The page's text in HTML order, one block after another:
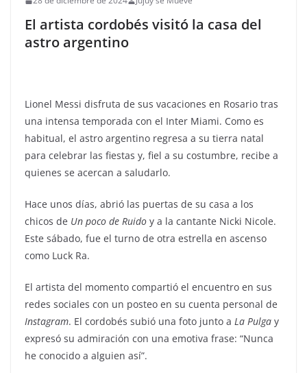
El artista cordobés visitó la casa del
astro argentino
Lionel Messi disfruta de sus vacaciones en Rosario tras
una intensa temporada con el Inter Miami. Como es
habitual, el astro argentino regresa a su tierra natal
para celebrar las fiestas y, fiel a su costumbre, recibe a
quienes se acercan a saludarlo.
Hace unos días, abrió las puertas de su casa a los
chicos de Un poco de Ruido y a la cantante Nicki Nicole.
Este sábado, fue el turno de otra estrella en ascenso
como Luck Ra.
El artista del momento compartió el encuentro en sus
redes sociales con un posteo en su cuenta personal de
Instagram. El cordobés subió una foto junto a La Pulga y
expresó su admiración con una emotiva frase: “Nunca
he conocido a alguien así”.